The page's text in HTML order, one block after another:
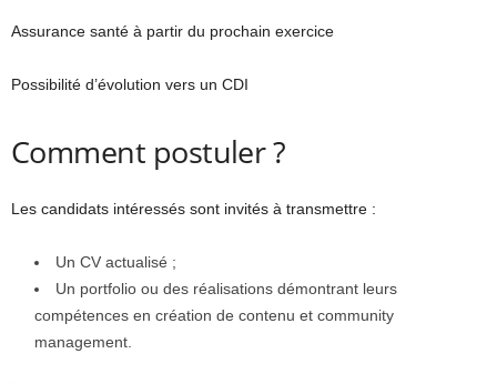
Assurance santé à partir du prochain exercice
Possibilité d’évolution vers un CDI
Comment postuler ?
Les candidats intéressés sont invités à transmettre :
Un CV actualisé ;
Un portfolio ou des réalisations démontrant leurs
compétences en création de contenu et community
management.